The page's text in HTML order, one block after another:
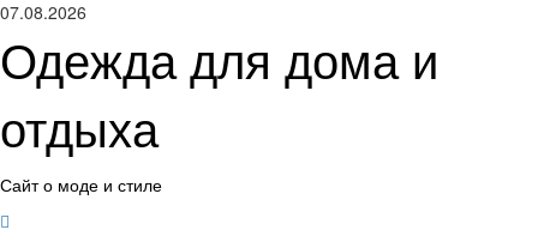
Перейти
содержимому
07.08.2026
Одежда для дома и
отдыха
Сайт о моде и стиле